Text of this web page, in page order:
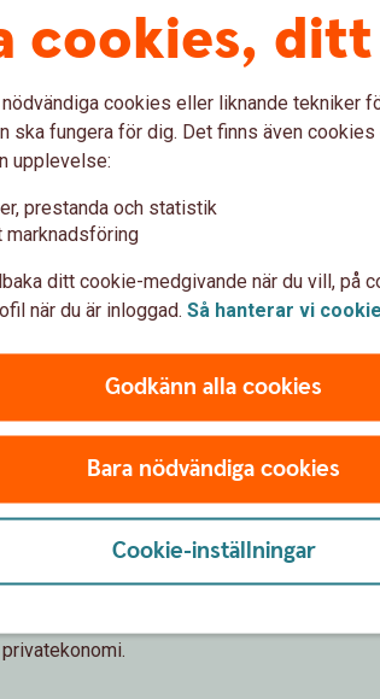
Swedbank Strategi & Allokering tar fram
Swedbanks Investeringsstrategi för aktier,
Investeringsstrategi
Swedbank TV
I våra program kommenteras och
aktuella händelser på börsen, makroanalys
omvärldsbevakning.
cookies, ditt
nödvändiga cookies eller liknande tekniker
ska fungera för dig. Det finns även cookies
upplevelse:
prestanda och statistik
marknadsföring
ditt cookie-medgivande när du vill, på
när du är inloggad. Så hanterar vi
Godkänn alla cookies
Bara nödvändiga cookies
Cookie-inställningar